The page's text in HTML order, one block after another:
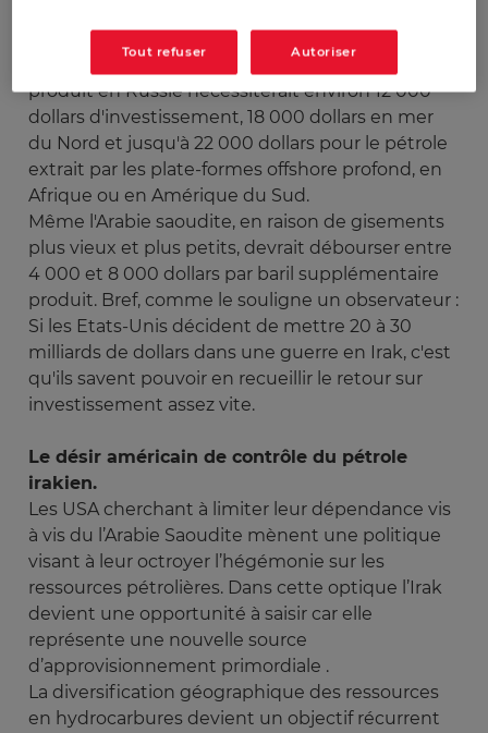
produit en Russie nécessiterait environ 12 000
dollars d'investissement, 18 000 dollars en mer
du Nord et jusqu'à 22 000 dollars pour le pétrole
extrait par les plate-formes offshore profond, en
Afrique ou en Amérique du Sud.
Même l'Arabie saoudite, en raison de gisements
plus vieux et plus petits, devrait débourser entre
4 000 et 8 000 dollars par baril supplémentaire
produit. Bref, comme le souligne un observateur :
Si les Etats-Unis décident de mettre 20 à 30
milliards de dollars dans une guerre en Irak, c'est
qu'ils savent pouvoir en recueillir le retour sur
investissement assez vite.
Le désir américain de contrôle du pétrole
irakien.
Les USA cherchant à limiter leur dépendance vis
à vis du l’Arabie Saoudite mènent une politique
visant à leur octroyer l’hégémonie sur les
ressources pétrolières. Dans cette optique l’Irak
devient une opportunité à saisir car elle
représente une nouvelle source
d’approvisionnement primordiale .
La diversification géographique des ressources
en hydrocarbures devient un objectif récurrent
Tout refuser Autoriser